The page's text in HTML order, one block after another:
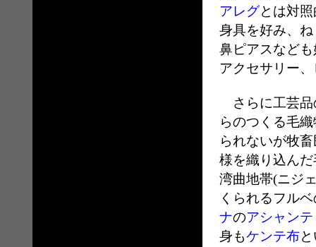
アレグとは対
身具を好み、
鼻ピアスなど
アクセサリー
さらに工芸品
らのつくる毛
られないが牧
様を織り込ん
湾曲地帯(ニジ
くられるフル
ナのアシャンテ
身もケンテ布と